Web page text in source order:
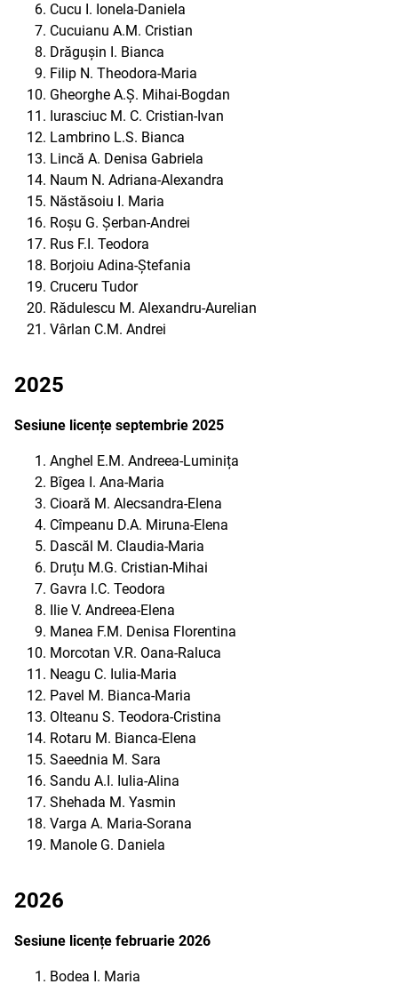
Cucu I. Ionela-Daniela
Cucuianu A.M. Cristian
Drăgușin I. Bianca
Filip N. Theodora-Maria
Gheorghe A.Ș. Mihai-Bogdan
Iurasciuc M. C. Cristian-Ivan
Lambrino L.S. Bianca
Lincă A. Denisa Gabriela
Naum N. Adriana-Alexandra
Năstăsoiu I. Maria
Roșu G. Șerban-Andrei
Rus F.I. Teodora
Borjoiu Adina-Ștefania
Cruceru Tudor
Rădulescu M. Alexandru-Aurelian
Vârlan C.M. Andrei
2025
Sesiune licențe septembrie 2025
Anghel E.M. Andreea-Luminița
Bîgea I. Ana-Maria
Cioară M. Alecsandra-Elena
Cîmpeanu D.A. Miruna-Elena
Dascăl M. Claudia-Maria
Druțu M.G. Cristian-Mihai
Gavra I.C. Teodora
Ilie V. Andreea-Elena
Manea F.M. Denisa Florentina
Morcotan V.R. Oana-Raluca
Neagu C. Iulia-Maria
Pavel M. Bianca-Maria
Olteanu S. Teodora-Cristina
Rotaru M. Bianca-Elena
Saeednia M. Sara
Sandu A.I. Iulia-Alina
Shehada M. Yasmin
Varga A. Maria-Sorana
Manole G. Daniela
2026
Sesiune licențe februarie 2026
Bodea I. Maria